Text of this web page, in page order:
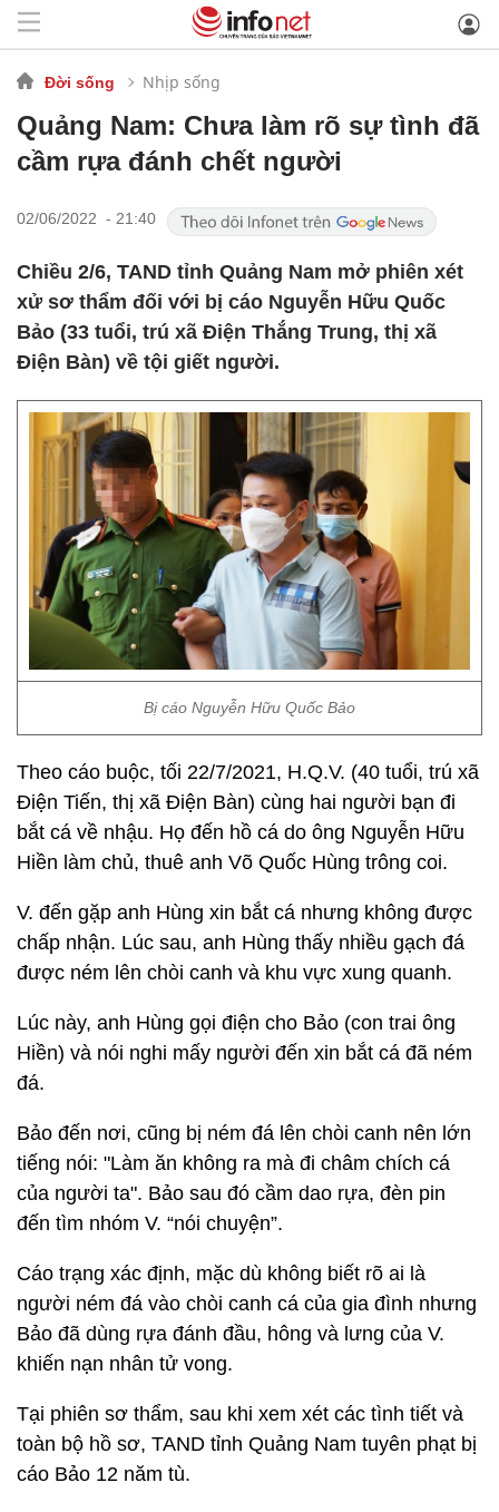
Đời sống Nhịp sống
Quảng Nam: Chưa làm rõ sự tình đã
cầm rựa đánh chết người
02/06/2022 - 21:40
Chiều 2/6, TAND tỉnh Quảng Nam mở phiên xét
xử sơ thẩm đối với bị cáo Nguyễn Hữu Quốc
Bảo (33 tuổi, trú xã Điện Thắng Trung, thị xã
Điện Bàn) về tội giết người.
Bị cáo Nguyễn Hữu Quốc Bảo
Theo cáo buộc, tối 22/7/2021, H.Q.V. (40 tuổi, trú xã
Điện Tiến, thị xã Điện Bàn) cùng hai người bạn đi
bắt cá về nhậu. Họ đến hồ cá do ông Nguyễn Hữu
Hiền làm chủ, thuê anh Võ Quốc Hùng trông coi.
V. đến gặp anh Hùng xin bắt cá nhưng không được
chấp nhận. Lúc sau, anh Hùng thấy nhiều gạch đá
được ném lên chòi canh và khu vực xung quanh.
Lúc này, anh Hùng gọi điện cho Bảo (con trai ông
Hiền) và nói nghi mấy người đến xin bắt cá đã ném
đá.
Bảo đến nơi, cũng bị ném đá lên chòi canh nên lớn
tiếng nói: "Làm ăn không ra mà đi châm chích cá
của người ta". Bảo sau đó cầm dao rựa, đèn pin
đến tìm nhóm V. “nói chuyện”.
Cáo trạng xác định, mặc dù không biết rõ ai là
người ném đá vào chòi canh cá của gia đình nhưng
Bảo đã dùng rựa đánh đầu, hông và lưng của V.
khiến nạn nhân tử vong.
Tại phiên sơ thẩm, sau khi xem xét các tình tiết và
toàn bộ hồ sơ, TAND tỉnh Quảng Nam tuyên phạt bị
cáo Bảo 12 năm tù.